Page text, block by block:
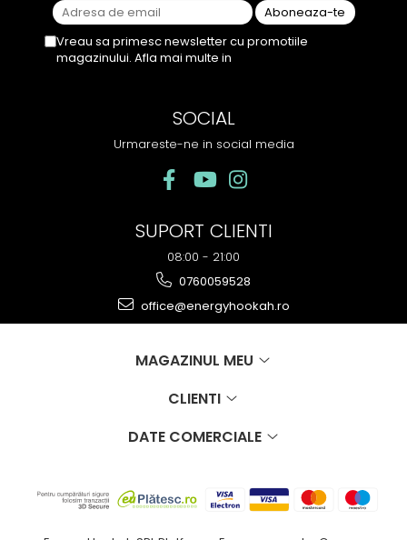
Vreau sa primesc newsletter cu promotiile
magazinului. Afla mai multe in
SOCIAL
Urmareste-ne in social media
SUPORT CLIENTI
08:00 - 21:00
0760059528
office@energyhookah.ro
MAGAZINUL MEU
CLIENTI
DATE COMERCIALE